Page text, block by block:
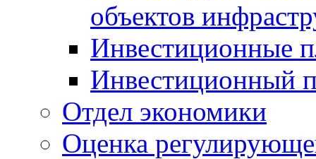
объектов
Инвестиционные
Инвестиционный
Отдел экономики
Оценка